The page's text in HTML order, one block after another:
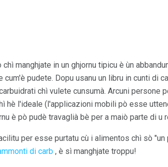
chì manghjate in un ghjornu tipicu è ùn
pudete. Dopu usanu un libru in cunti di
chì vulete cunsumà. Arcuni persone
hè l'ideale (l'applicazioni mobili pò esse
è pò pudè travaglià bè per a maiò parte di u
per esse purtatu cù i alimentos chì sò "un
di carb , è sì manghjate troppu!